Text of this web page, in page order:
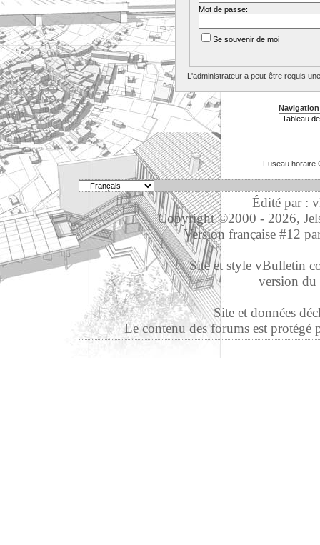
Mot de passe:
Se souvenir de moi
L'administrateur a peut-être requis
Fuseau horaire
Édité par :
Copyright ©2000 - 2026,
Version française #12
Site et style vBulletin
version
Site et données
Le contenu des forums est protégé